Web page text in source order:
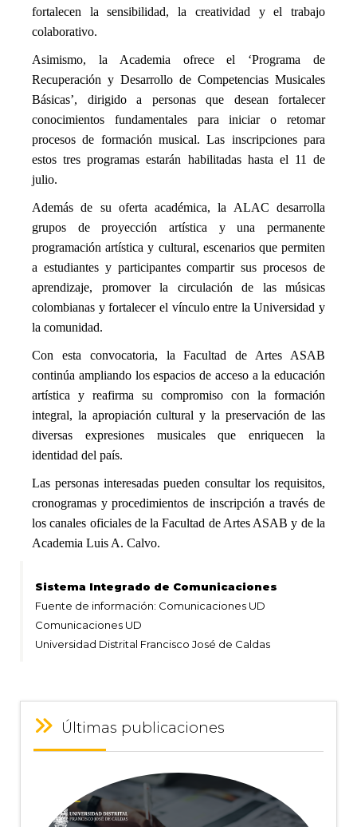
fortalecen la sensibilidad, la creatividad y el trabajo
colaborativo.
Asimismo, la Academia ofrece el ‘Programa de
Recuperación y Desarrollo de Competencias Musicales
Básicas’, dirigido a personas que desean fortalecer
conocimientos fundamentales para iniciar o retomar
procesos de formación musical. Las inscripciones para
estos tres programas estarán habilitadas hasta el 11 de
julio.
Además de su oferta académica, la ALAC desarrolla
grupos de proyección artística y una permanente
programación artística y cultural, escenarios que permiten
a estudiantes y participantes compartir sus procesos de
aprendizaje, promover la circulación de las músicas
colombianas y fortalecer el vínculo entre la Universidad y
la comunidad.
Con esta convocatoria, la Facultad de Artes ASAB
continúa ampliando los espacios de acceso a la educación
artística y reafirma su compromiso con la formación
integral, la apropiación cultural y la preservación de las
diversas expresiones musicales que enriquecen la
identidad del país.
Las personas interesadas pueden consultar los requisitos,
cronogramas y procedimientos de inscripción a través de
los canales oficiales de la Facultad de Artes ASAB y de la
Academia Luis A. Calvo.
Sistema Integrado de Comunicaciones
Fuente de información: Comunicaciones UD
Comunicaciones UD
Universidad Distrital Francisco José de Caldas
Últimas publicaciones